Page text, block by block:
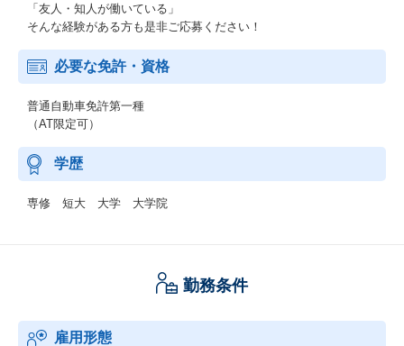
「友人・知人が働いている」
そんな経験がある方も是非ご応募ください！
必要な免許・資格
普通自動車免許第一種
（AT限定可）
学歴
専修 短大 大学 大学院
勤務条件
雇用形態